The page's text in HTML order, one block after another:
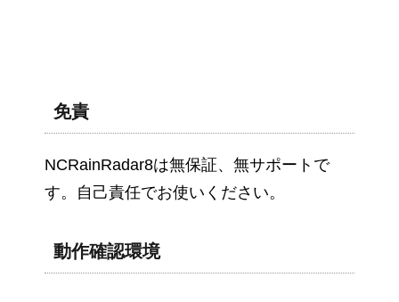
免責
NCRainRadar8は無保証、無サポートで
す。自己責任でお使いください。
動作確認環境